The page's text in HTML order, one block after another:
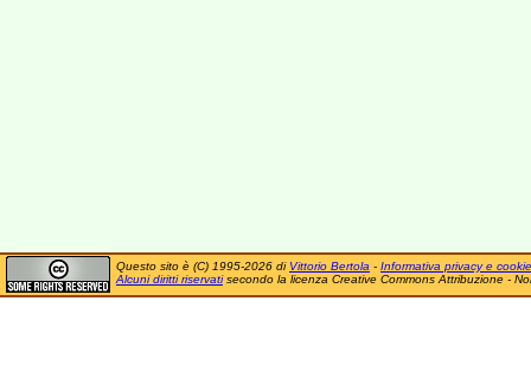
Questo sito è (C) 1995-2026 di Vittorio Bertola - Informativa privacy e cookie
Alcuni diritti riservatisecondo la licenza Creative Commons Attribuzione -